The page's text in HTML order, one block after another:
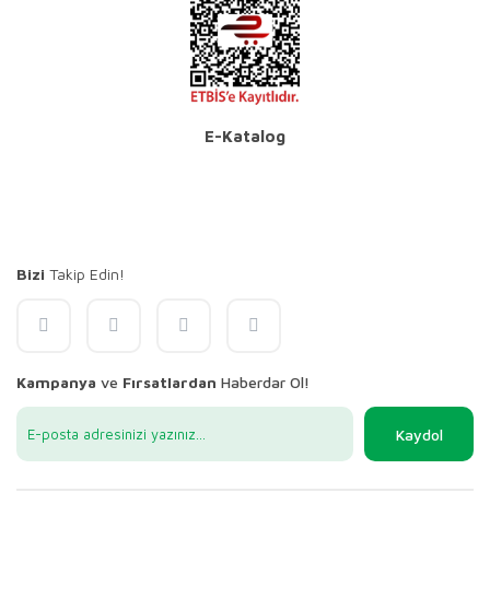
E-Katalog
Bizi Takip Edin!
Kampanya ve Fırsatlardan Haberdar Ol!
Kaydol